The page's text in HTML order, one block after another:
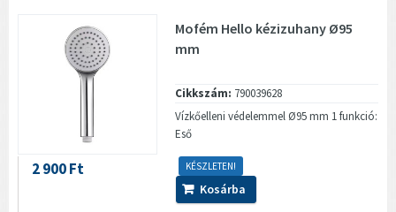
Mofém Hello kézizuhany Ø95
mm
Cikkszám: 790039628
Vízkőelleni védelemmel Ø95 mm 1 funkció:
Eső
KÉSZLETEN!
2 900 Ft
Kosárba